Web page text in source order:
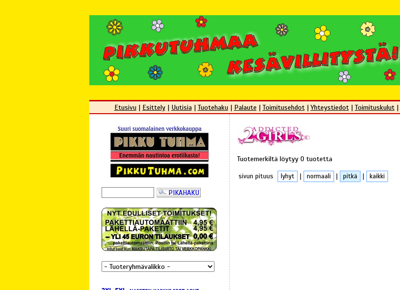
Etusivu| Esittely| Uutisia| Tuotehaku| Palaute | Toimitusehdot|Yhteystiedot| Toimituskulut|
Tuotemerkiltä löytyy 0 tuotetta
sivun pituus lyhyt normaali pitkä kaikki